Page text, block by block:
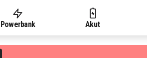
Powerbank Akut